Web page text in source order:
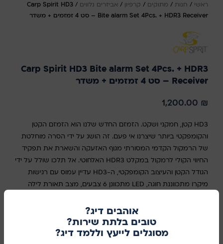
אוהבים דיג?
טובים בלתת שירות?
מסוגלים לייעץ וללמד דיג?
ראשי / חנות / מתוקים / קרפיון / אביזרים נלווים /
Carp Spirit HD3
Bite alarm Set 4Pcs. + HDR3 Receiver – סט 4 זמזמים + משדר
Carp Spirit HD3 Bite alarm Set 4Pcs. + HDR3
Receiver – סט 4 זמזמים + משדר
1,200.00 ₪
HD3 קטן, חמקני ושקט. הזמזם החדש שלנו הוא הזמזם הקטן
והקומפקטי ביותר שיצרנו אי פעם. זה הושג על ידי הסרה מוחלטת
של הרמקול הקדמי המסורתי מגוף האזעקה והשארת את תפקיד
החיווי הקולי לרמקול במקלט HDR3 האלחוטי. אל תלכו שולל על ידי
הגודל הקטן והעיצוב הקומפקטי, ה-HD3 עדיין עמוס עם רגישות
מיקרו מתכווננת חוגה, LED מתכוונן 6 צבעים, מצב תאורת לילה
ABS איכותי, ה-HD3 ו-HDR3 מציעים תכונות המשויכות בדרך כלל
לזמזמים גדולים מגושמים ויקרים יותר. מערכת קוד מתגלגל דיגיטלי
מאפשרת לרכוש אזעקות נוספות בנפרד ולתכנת למקלט קיים.